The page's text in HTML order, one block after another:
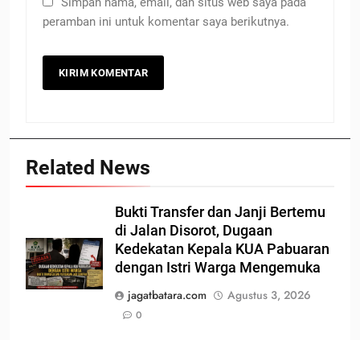
peramban ini untuk komentar saya berikutnya.
Related News
Bukti Transfer dan Janji Bertemu
di Jalan Disorot, Dugaan
Kedekatan Kepala KUA Pabuaran
dengan Istri Warga Mengemuka
jagatbatara.com
Agustus 3, 2026
0